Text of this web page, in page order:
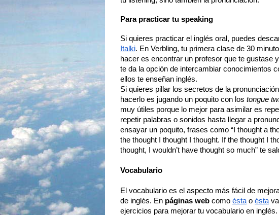
Para practicar tu speaking
Si quieres practicar el inglés oral, puedes
Italki. En Verbling, tu primera clase de 30
hacer es encontrar un profesor que te gustase
te da la opción de intercambiar conocimientos
ellos te enseñan inglés.
Si quieres pillar los secretos de la
hacerlo es jugando un poquito con los tongue
muy útiles porque lo mejor para asimilar es
repetir palabras o sonidos hasta llegar a
ensayar un poquito, frases como “I thought a
the thought I thought I thought. If the thought I
thought, I wouldn’t have thought so much” te
Vocabulario
El vocabulario es el aspecto más fácil de
de inglés. En páginas web como ésta o ésta
ejercicios para mejorar tu vocabulario en